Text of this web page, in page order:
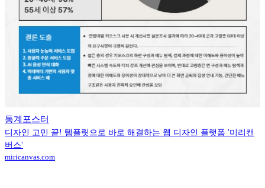
통계포스터
디자인 고민 끝! 템플릿으로 바로 해결하는 웹 디자인 플랫폼 '미리캔
버스'
miricanvas.com